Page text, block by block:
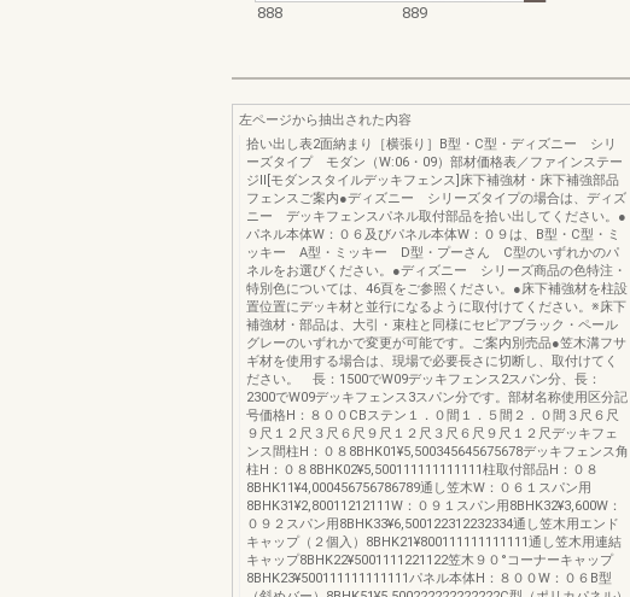
888 889
左ページから抽出された内容
拾い出し表2面納まり［横張り］B型・C型・ディズニー シリ
ーズタイプ モダン（W:06・09）部材価格表／ファインステー
ジⅡ[モダンスタイルデッキフェンス]床下補強材・床下補強部品
フェンスご案内●ディズニー シリーズタイプの場合は、ディズ
ニー デッキフェンスパネル取付部品を拾い出してください。●
パネル本体W：０６及びパネル本体W：０９は、B型・C型・ミ
ッキー A型・ミッキー D型・プーさん C型のいずれかのパ
ネルをお選びください。●ディズニー シリーズ商品の色特注・
特別色については、46頁をご参照ください。●床下補強材を柱設
置位置にデッキ材と並行になるように取付けてください。※床下
補強材・部品は、大引・束柱と同様にセピアブラック・ペール
グレーのいずれかで変更が可能です。ご案内別売品●笠木溝フサ
ギ材を使用する場合は、現場で必要長さに切断し、取付けてく
ださい。 長：1500でW09デッキフェンス2スパン分、長：
2300でW09デッキフェンス3スパン分です。部材名称使用区分記
号価格H：８００CBステン１．０間１．５間２．０間３尺６尺
９尺１２尺３尺６尺９尺１２尺３尺６尺９尺１２尺デッキフェ
ンス間柱H：０８8BHK01¥5,500345645675678デッキフェンス角
柱H：０８8BHK02¥5,500111111111111柱取付部品H：０８
8BHK11¥4,000456756786789通し笠木W：０６１スパン用
8BHK31¥2,80011212111W：０９１スパン用8BHK32¥3,600W：
０９２スパン用8BHK33¥6,500122312232334通し笠木用エンド
キャップ（２個入）8BHK21¥800111111111111通し笠木用連結
キャップ8BHK22¥5001111221122笠木９０°コーナーキャップ
8BHK23¥500111111111111パネル本体H：８００W：０６B型